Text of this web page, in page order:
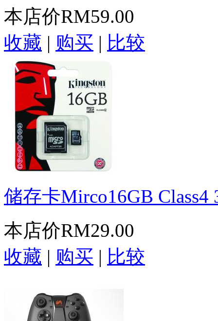
本店价RM59.00
收藏 | 购买 | 比较
储存卡Mirco16GB Class4
本店价RM29.00
收藏 | 购买 | 比较